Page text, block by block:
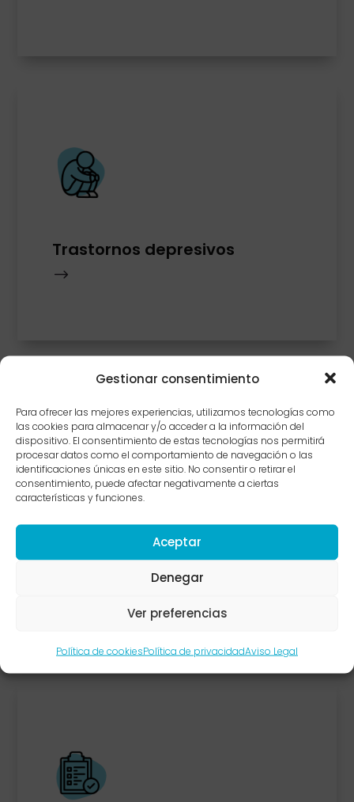
Gestionar consentimiento
Para ofrecer las mejores experiencias, utilizamos tecnologías como
las cookies para almacenar y/o acceder a la información del
dispositivo. El consentimiento de estas tecnologías nos permitirá
procesar datos como el comportamiento de navegación o las
identificaciones únicas en este sitio. No consentir o retirar el
consentimiento, puede afectar negativamente a ciertas
características y funciones.
Aceptar
Denegar
Ver preferencias
Política de cookiesPolítica de privacidadAviso Legal
Trastornos depresivos
$
Trastorno de ansiedad por
enfermedad